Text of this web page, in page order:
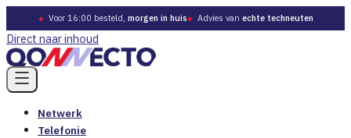
● Voor 16:00 besteld, morgen in huis● Advies van echte techneuten
Direct naar inhoud
Netwerk
Telefonie